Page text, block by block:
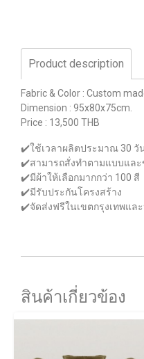
Product description
Fabric & Color : Custom
Dimension : 95x80x75cm.
Price : 13,500 THB
✔️ใช้เวลาผลิตประมาณ 30 วั
✔️สามารถสั่งทำตามแบบและ
✔️มีผ้าให้เลือกมากกว่า 100 สี
✔️มีรับประกันโครงสร้าง
✔️จัดส่งฟรีในเขตกรุงเทพแล
สินค้าเกี่ยวข้อง